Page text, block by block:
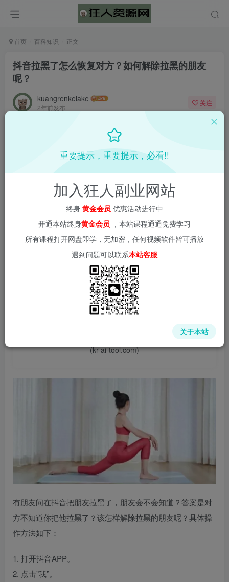
首页 百科知识 正文
抖音拉黑了怎么恢复对方？如何解除拉黑的朋友
呢？
kuangrenkelake
2年前发布
关注
📌 1000➕互联网副业项目教程，更多网赚项目，点击以下
链接进入本站首页：
中赚网 - 分享各大收费VIP网赚项目和创业教程 - 狂人资源
(kr-ai-tool.com)
有朋友问在抖音把朋友拉黑了，朋友会不会知道？答案是对
方不知道你把他拉黑了？该怎样解除拉黑的朋友呢？具体操
作方法如下：
1. 打开抖音APP。
2. 点击”我”。
重要提示，重要提示，必看!!
加入狂人副业网站
终身 黄金会员 优惠活动进行中
开通本站终身黄金会员 ，本站课程通通免费学习
所有课程打开网盘即学，无加密，任何视频软件皆可播放
遇到问题可以联系本站客服
关于本站